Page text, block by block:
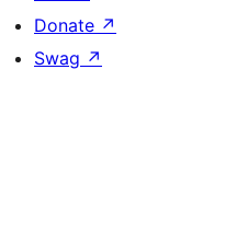
Donate ↗
Swag ↗